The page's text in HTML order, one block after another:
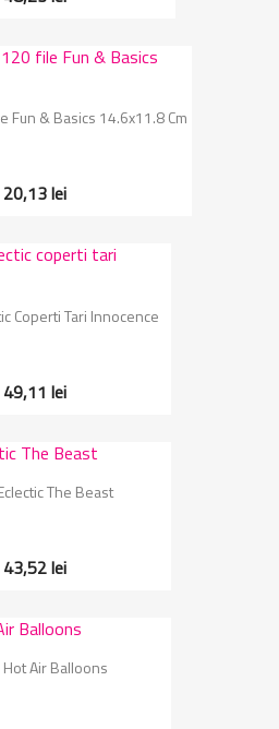
Fun & Basics 14.6x11.8 Cm
20,13 lei
Coperti Tari Innocence
49,11 lei
The Beast
43,52 lei
Hot Air Balloons